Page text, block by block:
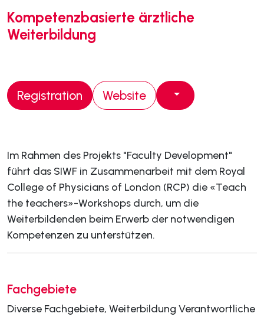
Kompetenzbasierte ärztliche
Weiterbildung
Registration Website
Im Rahmen des Projekts "Faculty Development"
führt das SIWF in Zusammenarbeit mit dem Royal
College of Physicians of London (RCP) die «Teach
the teachers»-Workshops durch, um die
Weiterbildenden beim Erwerb der notwendigen
Kompetenzen zu unterstützen.
Fachgebiete
Diverse Fachgebiete, Weiterbildung Verantwortliche